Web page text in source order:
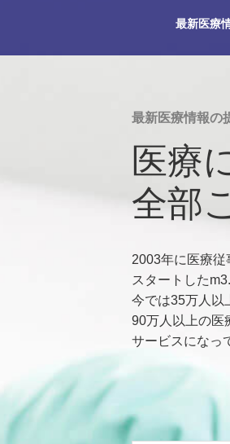
最新医療
最新医療情報の
医療
全部
2003年に医療従
スタートした
今では35万人以
90万人以上の医
サービスになっ